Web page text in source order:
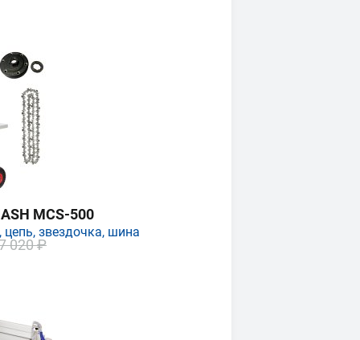
MCS-500
цепь, звездочка, шина
020 ₽